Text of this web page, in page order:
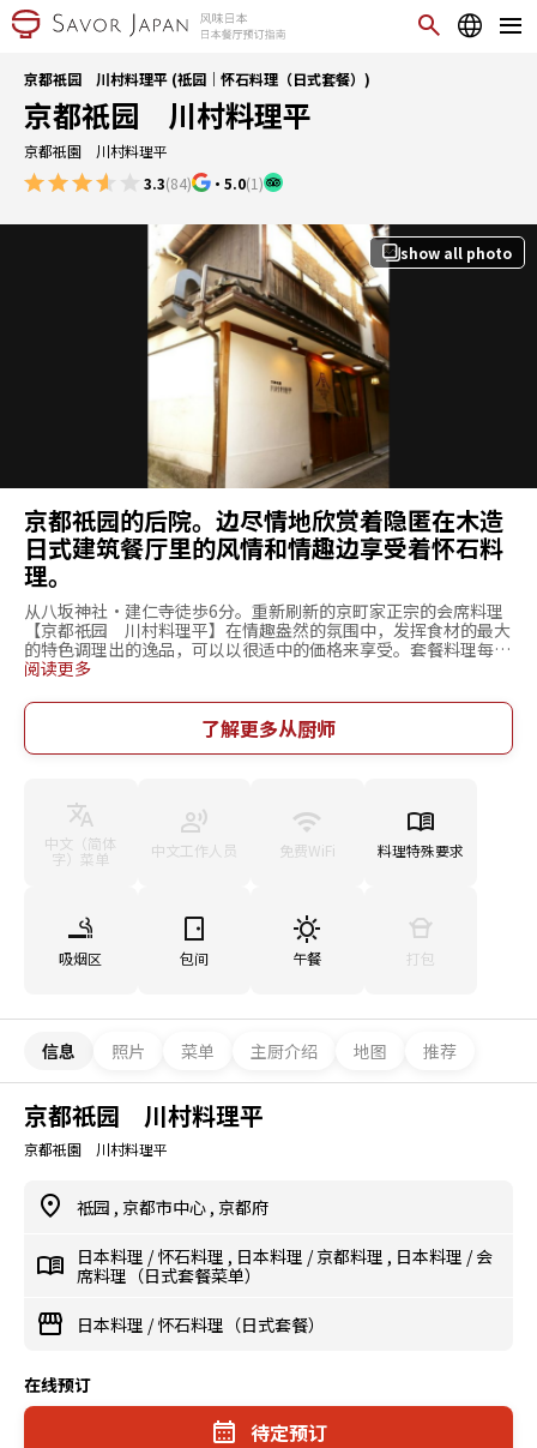
京都祇园 川村料理平 (祗园｜怀石料理（日式套餐）)
京都祇园 川村料理平
京都祇園 川村料理平
3.3(84) ・ 5.0(1)
show all photo
京都祇园的后院。边尽情地欣赏着隐匿在木造
日式建筑餐厅里的风情和情趣边享受着怀石料
理。
从八坂神社・建仁寺徒歩6分。重新刷新的京町家正宗的会席料理
【京都祇园 川村料理平】在情趣盎然的氛围中，发挥食材的最大
的特色调理出的逸品，可以以很适中的価格来享受。套餐料理每月
更新。毎个月都可以享受到此时的最美味的时令食材佳肴。并备有
人可以安心使用的吧台、也有舒适让人放松的包间。包间多种多
样：座椅、桌子、沙发等各种形式的包间。在有祇园氛围中，成年
人的约会、招待会、会面等正式场合极力推荐，也兼有平时可以使
阅读更多
了解更多从厨师
中文（简体
字）菜单 中文工作人员 免费WiFi 料理特殊要求
吸烟区 包间 午餐 打包
信息 照片 菜单 主厨介绍 地图 推荐
京都祇园 川村料理平
京都祇園 川村料理平
祗园 , 京都市中心 , 京都府
日本料理 /怀石料理 , 日本料理 /京都料理 , 日本料理 /会
席料理（日式套餐菜单）
日本料理 /怀石料理（日式套餐）
在线预订
待定预订